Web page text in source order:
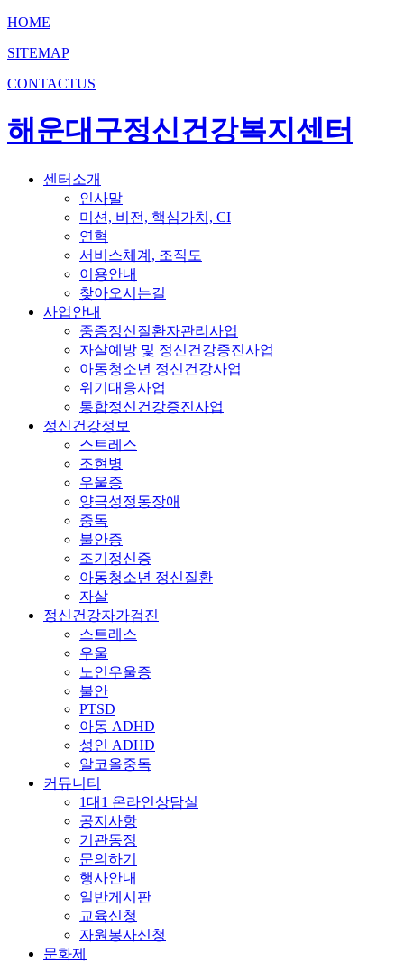
HOME
SITEMAP
CONTACTUS
해운대구정신건강복지센터
센터소개
인사말
미션, 비전, 핵심가치, CI
연혁
서비스체계, 조직도
이용안내
찾아오시는길
사업안내
중증정신질환자관리사업
자살예방 및 정신건강증진사업
아동청소년 정신건강사업
위기대응사업
통합정신건강증진사업
정신건강정보
스트레스
조현병
우울증
양극성정동장애
중독
불안증
조기정신증
아동청소년 정신질환
자살
정신건강자가검진
스트레스
우울
노인우울증
불안
PTSD
아동 ADHD
성인 ADHD
알코올중독
커뮤니티
1대1 온라인상담실
공지사항
기관동정
문의하기
행사안내
일반게시판
교육신청
자원봉사신청
문화제